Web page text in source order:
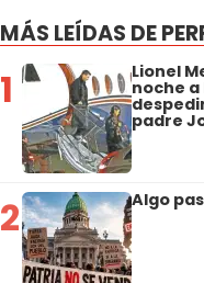
MÁS LEÍDAS DE
1 Lionel
noche
padre
2 Algo